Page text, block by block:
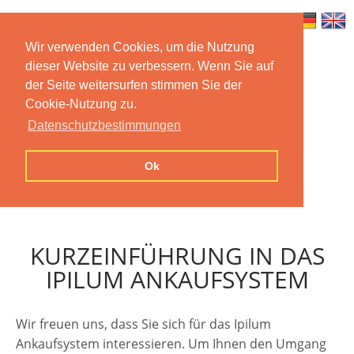
Wir verwenden Cookies, um die Nutzung
dieser Website zu verbessern. Wenn Sie auf
der Seite weitersurfen stimmen Sie der
Cookie-Nutzung zu.
Datenschutzbestimmungen
Ok
Home Features Mobile App
Preise
Contact us Imprint Privacy
KURZEINFÜHRUNG IN DAS
IPILUM ANKAUFSYSTEM
Wir freuen uns, dass Sie sich für das Ipilum
Ankaufsystem interessieren. Um Ihnen den Umgang